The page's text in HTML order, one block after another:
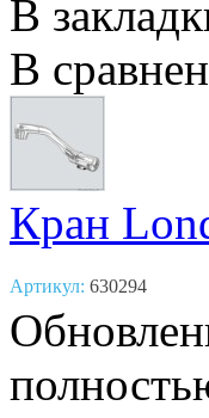
В
В
Кран
Артикул: 630294